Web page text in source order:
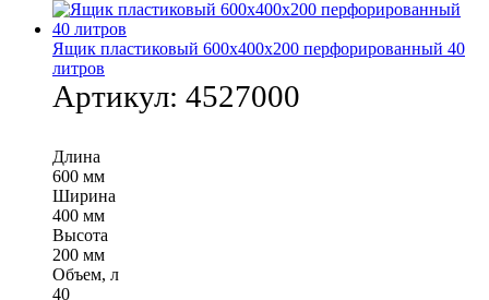
Ящик пластиковый 600х400х200 перфорированный 40
литров
Артикул: 4527000
Длина
600 мм
Ширина
400 мм
Высота
200 мм
Объем, л
40